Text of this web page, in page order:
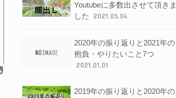
Youtubeに多数出させて頂きま
した
2021.05.04
2020年の振り返りと2021年の
抱負・やりたいこと7つ
2021.01.01
2019年の振り返りと2020年の